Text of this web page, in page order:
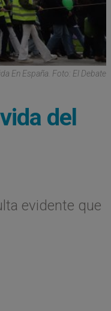
En España. Foto: El Debate
del
evidente que